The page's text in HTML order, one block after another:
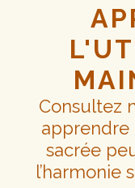
Consultez
sacrée
l’harmonie